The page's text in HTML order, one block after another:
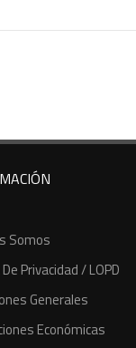
Somos
Privacidad / LOPD
Generales
Económicas